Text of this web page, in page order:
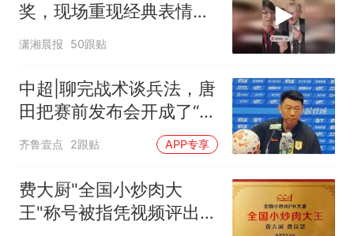
奖，现场重现经典表情
包，向中国粉丝问好
潇湘晨报 50跟贴
中超|聊完战术谈兵法，唐
田把赛前发布会开成了“军
师联盟”
齐鲁壹点 2跟贴 APP专享
费大厨"全国小炒肉大
王"称号被指凭视频评出